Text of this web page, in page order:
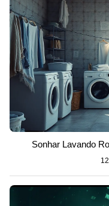
Sonhar Lavando